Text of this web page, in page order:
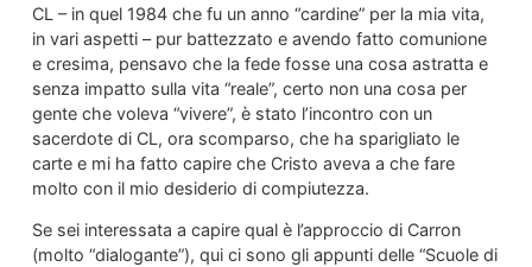
CL – in quel 1984 che fu un anno “cardine” per la mia vita,
in vari aspetti – pur battezzato e avendo fatto comunione
e cresima, pensavo che la fede fosse una cosa astratta e
senza impatto sulla vita “reale”, certo non una cosa per
gente che voleva “vivere”, è stato l’incontro con un
sacerdote di CL, ora scomparso, che ha sparigliato le
carte e mi ha fatto capire che Cristo aveva a che fare
molto con il mio desiderio di compiutezza.
Se sei interessata a capire qual è l’approccio di Carron
(molto “dialogante”), qui ci sono gli appunti delle “Scuole di